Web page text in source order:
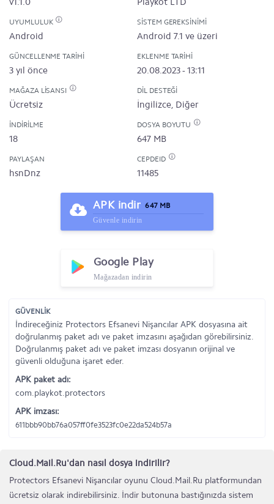
UYUMLULUK
Android
SISTEM GEREKSINIMI
Android 7.1 ve üzeri
GÜNCELLENME TARIHI
3 yıl önce
EKLENME TARIHI
20.08.2023 - 13:11
MAĞAZA LISANSI
Ücretsiz
DIL DESTEĞI
İngilizce, Diğer
İNDIRILME
18
DOSYA BOYUTU
647 MB
PAYLAŞAN
hsnDnz
CEPDEID
11485
APK indir 647 MB
Güvenle indirin
Google Play
Mağazadan indirin
GÜVENLİK
İndireceğiniz Protectors Efsanevi Nişancılar APK dosyasına ait
doğrulanmış paket adı ve paket imzasını aşağıdan görebilirsiniz.
Doğrulanmış paket adı ve paket imzası dosyanın orijinal ve
güvenli olduğuna işaret eder.
APK paket adı:
com.playkot.protectors
APK imzası:
611bbb90bb76a057ff0fe3523fc0e22da524b57a
Cloud.Mail.Ru'dan nasıl dosya indirilir?
Protectors Efsanevi Nişancılar oyunu Cloud.Mail.Ru platformundan
ücretsiz olarak indirebilirsiniz. İndir butonuna bastığınızda sistem